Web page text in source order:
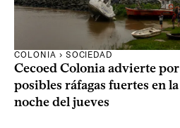
COLONIA › SOCIEDAD
Cecoed Colonia advierte por
posibles ráfagas fuertes en la
noche del jueves